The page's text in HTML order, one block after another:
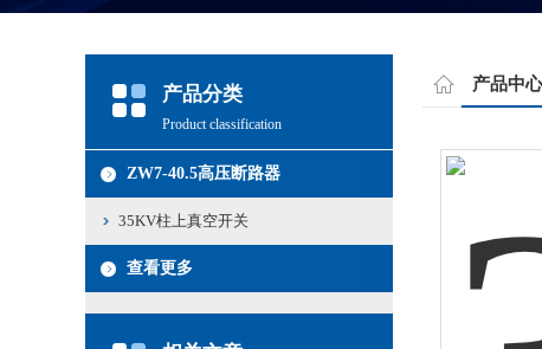
产品分类
Product classification
ZW7-40.5高压断路器
35KV柱上真空开关
查看更多
产品中心